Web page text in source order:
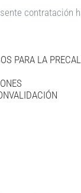
contratación
PARA LA